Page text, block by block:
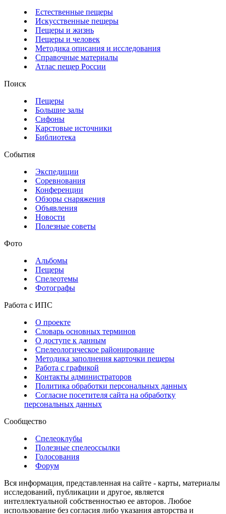
Естественные пещеры
Искусственные пещеры
Пещеры и жизнь
Пещеры и человек
Методика описания и исследования
Справочные материалы
Атлас пещер России
Поиск
Пещеры
Большие залы
Сифоны
Карстовые источники
Библиотека
События
Экспедиции
Соревнования
Конференции
Обзоры снаряжения
Объявления
Новости
Полезные советы
Фото
Альбомы
Пещеры
Спелеотемы
Фотографы
Работа с ИПС
О проекте
Словарь основных терминов
О доступе к данным
Спелеологическое районирование
Методика заполнения карточки пещеры
Работа с графикой
Контакты администраторов
Политика обработки персональных данных
Согласие посетителя сайта на обработку
персональных данных
Сообщество
Спелеоклубы
Полезные спелеоссылки
Голосования
Форум
Вся информация, представленная на сайте - карты, материалы
исследований, публикации и другое, является
интеллектуальной собственностью ее авторов. Любое
использование без согласия либо указания авторства и